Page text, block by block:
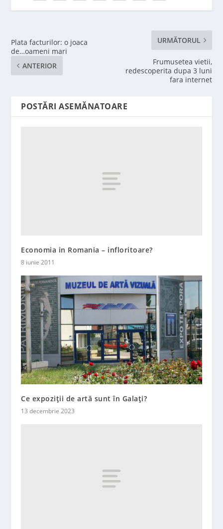
Plata facturilor: o joaca
de…oameni mari
ANTERIOR
URMĂTORUL
Frumusetea vietii,
redescoperita dupa 3 luni
fara internet
POSTĂRI ASEMĂNATOARE
Economia in Romania – infloritoare?
8 iunie 2011
Ce expoziții de artă sunt în Galaţi?
13 decembrie 2023